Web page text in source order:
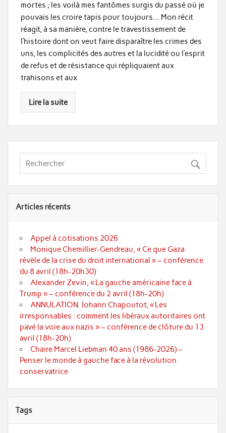
mortes ; les voilà mes fantômes surgis du passé où je
pouvais les croire tapis pour toujours… Mon récit
réagit, à sa manière, contre le travestissement de
l’histoire dont on veut faire disparaître les crimes des
uns, les complicités des autres et la lucidité ou l’esprit
de refus et de résistance qui répliquaient aux
trahisons et aux
Lire la suite
Articles récents
Appel à cotisations 2026
Monique Chemillier-Gendreau, « Ce que Gaza
révèle de la crise du droit international » – conférence
du 8 avril (18h-20h30)
Alexander Zevin, « La gauche américaine face à
Trump » – conférence du 2 avril (18h-20h)
ANNULATION. Johann Chapoutot, « Les
irresponsables : comment les libéraux autoritaires ont
pavé la voie aux nazis » – conférence de clôture du 13
avril (18h-20h)
Chaire Marcel Liebman 40 ans (1986-2026) –
Penser le monde à gauche face à la révolution
conservatrice
Tags